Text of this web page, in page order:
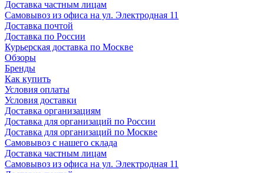
Доставка частным лицам
Самовывоз из офиса на ул. Электродная 11
Доставка почтой
Доставка по России
Курьерская доставка по Москве
Обзоры
Бренды
Как купить
Условия оплаты
Условия доставки
Доставка организациям
Доставка для организаций по России
Доставка для организаций по Москве
Самовывоз с нашего склада
Доставка частным лицам
Самовывоз из офиса на ул. Электродная 11